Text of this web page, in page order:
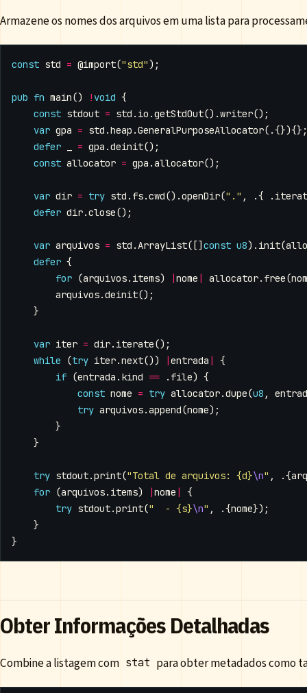
Armazene os nomes dos arquivos em uma lista para
const std = @import("std");
pub fn main() ! void {
const stdout = std . io .getStdOut().writer();
var gpa = std .heap .GeneralPurposeAllocator(.{}){};
defer
= gpa .deinit();
const allocator = gpa .allocator();
var dir = try std . fs.cwd().openDir("." , .{ .
defer dir.close();
var arquivos = std .ArrayList([] const u8). init(
defer {
for (arquivos. items) |nome | allocator. free(
arquivos.deinit();
}
var iter = dir. iterate();
while
(try iter.next()) |entrada |
{
if (entrada . kind == . file) {
const nome = try allocator.dupe(u8 ,
try arquivos.append(nome);
}
}
try stdout.print("Total de arquivos: {d}\n" , .{
for (arquivos. items) |nome |
{
try stdout.print("  - {s}\n" , .{nome});
}
}
Obter Informações Detalhadas
Combine a listagem com stat para obter metadados como